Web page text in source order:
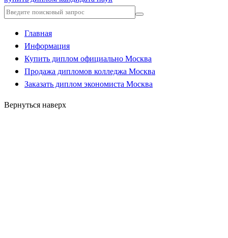
Главная
Информация
Купить диплом официально Москва
Продажа дипломов колледжа Москва
Заказать диплом экономиста Москва
Вернуться наверх